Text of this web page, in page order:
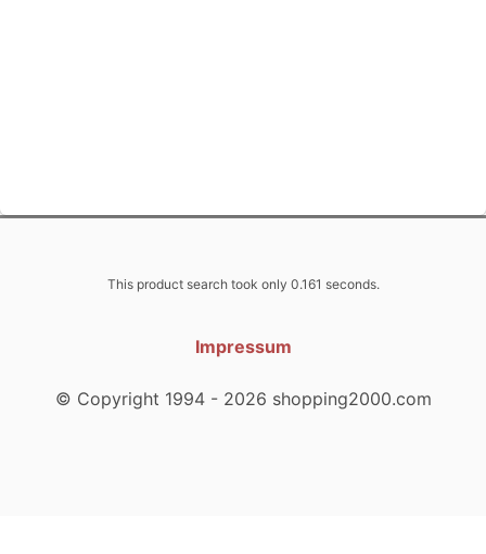
This product search took only 0.161 seconds.
Impressum
© Copyright 1994 - 2026 shopping2000.com